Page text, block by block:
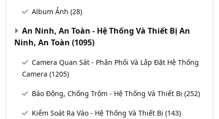
Album Ảnh (28)
An Ninh, An Toàn - Hệ Thống Và Thiết Bị An
Ninh, An Toàn (1095)
Camera Quan Sát - Phân Phối Và Lắp Đặt Hệ Thống
Camera (1205)
Báo Động, Chống Trộm - Hệ Thống Và Thiết Bị (252)
Kiểm Soát Ra Vào - Hệ Thống Và Thiết Bị (143)